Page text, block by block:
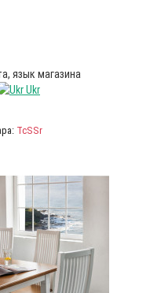
язык магазина
Ukr
TcSSr